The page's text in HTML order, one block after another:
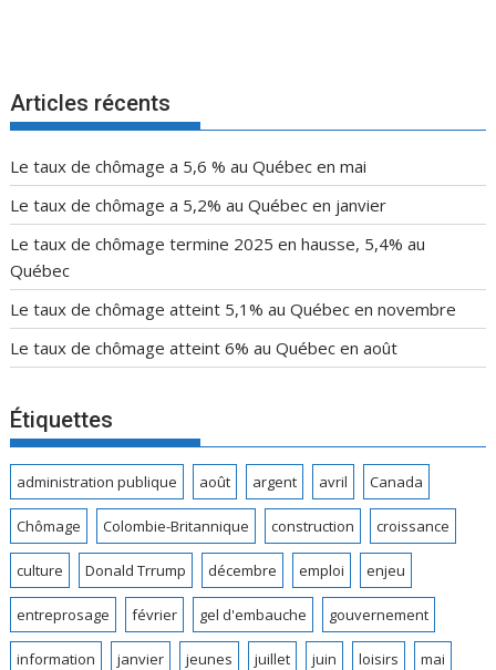
Articles récents
Le taux de chômage a 5,6 % au Québec en mai
Le taux de chômage a 5,2% au Québec en janvier
Le taux de chômage termine 2025 en hausse, 5,4% au
Québec
Le taux de chômage atteint 5,1% au Québec en novembre
Le taux de chômage atteint 6% au Québec en août
Étiquettes
administration publique août argent avril Canada
Chômage Colombie-Britannique construction croissance
culture Donald Trrump décembre emploi enjeu
entreprosage février gel d'embauche gouvernement
information janvier jeunes juillet juin loisirs mai